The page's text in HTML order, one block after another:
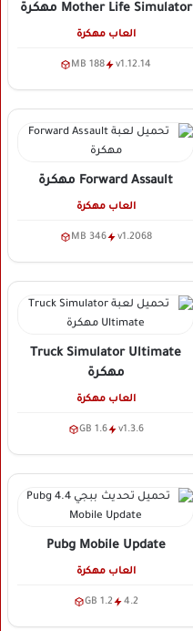
Mother Life Simulator مهكرة
العاب مهكرة
v1.12.14
188 MB
Forward Assault مهكرة
العاب مهكرة
v1.2068
346 MB
Truck Simulator Ultimate
مهكرة
العاب مهكرة
v1.3.6
1.6 GB
Pubg Mobile Update
العاب مهكرة
4.2
1.2 GB